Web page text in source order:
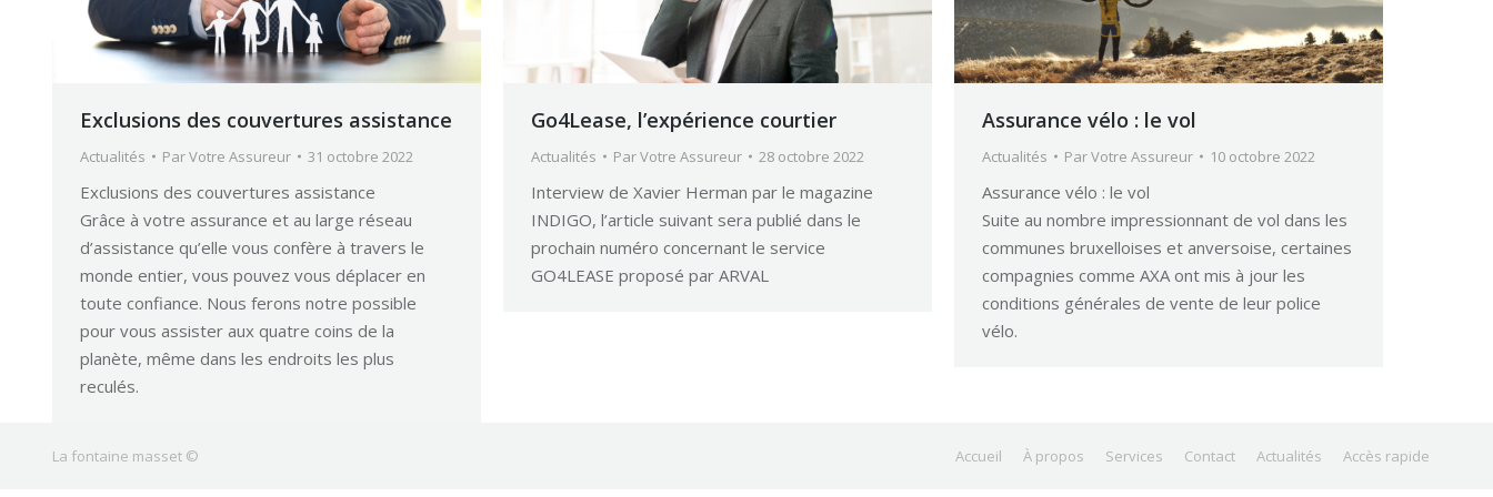
Exclusions des couvertures assistance
Actualités ParVotre Assureur 31 octobre 2022
Exclusions des couvertures assistance
Grâce à votre assurance et au large réseau
d’assistance qu’elle vous confère à travers le
monde entier, vous pouvez vous déplacer en
toute confiance. Nous ferons notre possible
pour vous assister aux quatre coins de la
planète, même dans les endroits les plus
reculés.
Go4Lease, l’expérience courtier
Actualités ParVotre Assureur 28 octobre 2022
Interview de Xavier Herman par le magazine
INDIGO, l’article suivant sera publié dans le
prochain numéro concernant le service
GO4LEASE proposé par ARVAL
Assurance vélo : le vol
Actualités ParVotre Assureur 10 octobre 2022
Assurance vélo : le vol
Suite au nombre impressionnant de vol dans les
communes bruxelloises et anversoise, certaines
compagnies comme AXA ont mis à jour les
conditions générales de vente de leur police
vélo.
La fontaine masset © Accueil À propos Services Contact Actualités Accès rapide